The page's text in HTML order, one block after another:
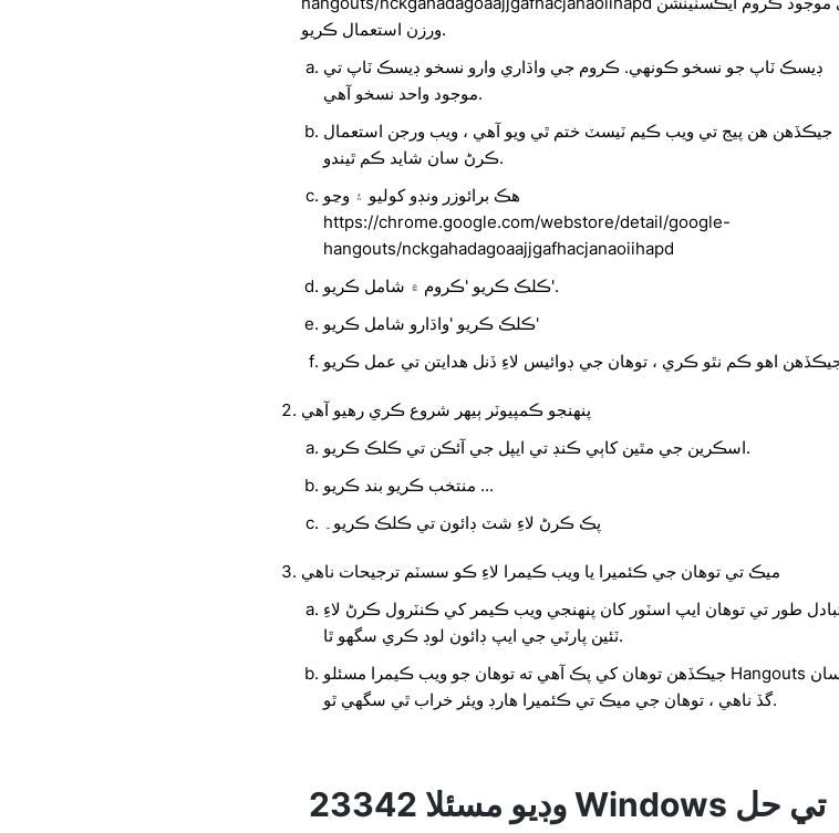
ورزن استعمال ڪريو.
ڊيسڪ ٽاپ جو نسخو ڪونهي. ڪروم جي واڌاري وارو نسخو ڊيسڪ ٽاپ تي
موجود واحد نسخو آهي.
جيڪڏهن هن پيج تي ويب ڪيم ٽيسٽ ختم ٿي ويو آهي ، ويب ورجن استعمال
ڪرڻ سان شايد ڪم ٿيندو.
هڪ برائوزر ونڊو کوليو ۽ وڃو
https://chrome.google.com/webstore/detail/google-
hangouts/nckgahadagoaajjgafhacjanaoiihapd
ڪلڪ ڪريو 'ڪروم ۾ شامل ڪريو'.
ڪلڪ ڪريو 'واڌارو شامل ڪريو'
پنهنجو ڪمپيوٽر ٻيهر شروع ڪري رهيو آهي
اسڪرين جي مٿين کاٻي ڪنڊ تي ايپل جي آئڪن تي ڪلڪ ڪريو.
منتخب ڪريو بند ڪريو ...
پڪ ڪرڻ لاءِ شٽ ڊائون تي ڪلڪ ڪريو۔
ميڪ تي توهان جي ڪئميرا يا ويب ڪيمرا لاءِ ڪو سسٽم ترجيحات ناهي
طور تي توهان ايپ اسٽور کان پنهنجي ويب ڪيمر کي ڪنٽرول ڪرڻ لاءِ
ٽئين پارٽي جي ايپ ڊائون لوڊ ڪري سگھو ٿا.
جيڪڏهن توهان کي پڪ آهي ته توهان جو ويب ڪيمرا مسئلو Hangouts سان
گڏ ناهي ، توهان جي ميڪ تي ڪئميرا هارڊ ويئر خراب ٿي سگهي ٿو.
23342 وڊيو مسئلا Windows تي حل